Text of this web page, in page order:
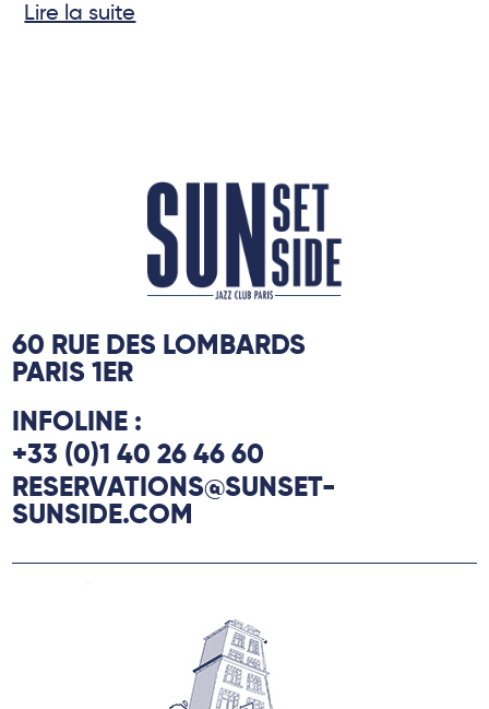
Lire la suite
60 RUE DES LOMBARDS
PARIS 1ER
INFOLINE :
+33 (0)1 40 26 46 60
RESERVATIONS@SUNSET-
SUNSIDE.COM